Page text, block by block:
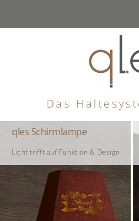
Das
qles Schirmlampe
Licht trifft auf Funktion & Design